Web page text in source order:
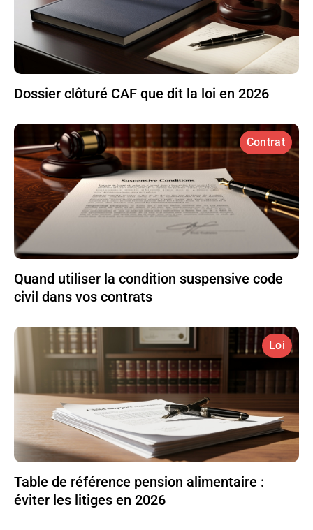
Dossier clôturé CAF que dit la loi en 2026
Contrat
Quand utiliser la condition suspensive code
civil dans vos contrats
Loi
Table de référence pension alimentaire :
éviter les litiges en 2026